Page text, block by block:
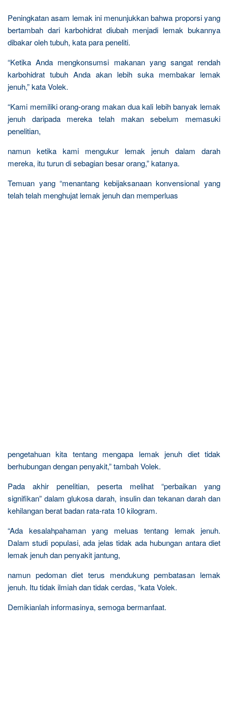
Peningkatan asam lemak ini menunjukkan bahwa proporsi yang
bertambah dari karbohidrat diubah menjadi lemak bukannya
dibakar oleh tubuh, kata para peneliti.
“Ketika Anda mengkonsumsi makanan yang sangat rendah
karbohidrat tubuh Anda akan lebih suka membakar lemak
jenuh,” kata Volek.
“Kami memiliki orang-orang makan dua kali lebih banyak lemak
jenuh daripada mereka telah makan sebelum memasuki
penelitian,
namun ketika kami mengukur lemak jenuh dalam darah
mereka, itu turun di sebagian besar orang,” katanya.
Temuan yang “menantang kebijaksanaan konvensional yang
telah telah menghujat lemak jenuh dan memperluas
pengetahuan kita tentang mengapa lemak jenuh diet tidak
berhubungan dengan penyakit,” tambah Volek.
Pada akhir penelitian, peserta melihat “perbaikan yang
signifikan” dalam glukosa darah, insulin dan tekanan darah dan
kehilangan berat badan rata-rata 10 kilogram.
“Ada kesalahpahaman yang meluas tentang lemak jenuh.
Dalam studi populasi, ada jelas tidak ada hubungan antara diet
lemak jenuh dan penyakit jantung,
namun pedoman diet terus mendukung pembatasan lemak
jenuh. Itu tidak ilmiah dan tidak cerdas, “kata Volek.
Demikianlah informasinya, semoga bermanfaat.